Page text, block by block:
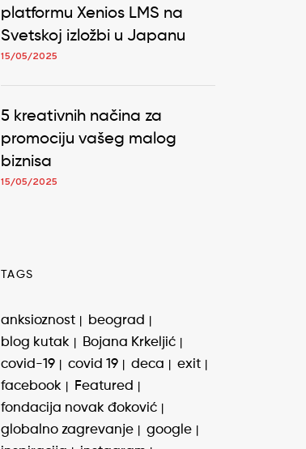
platformu Xenios LMS na
Svetskoj izložbi u Japanu
15/05/2025
5 kreativnih načina za
promociju vašeg malog
biznisa
15/05/2025
TAGS
anksioznost
beograd
blog kutak
Bojana Krkeljić
covid-19
covid 19 deca
exit
facebook
Featured
fondacija novak đoković
globalno zagrevanje
google